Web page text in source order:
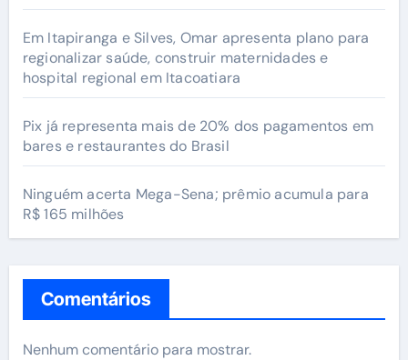
Em Itapiranga e Silves, Omar apresenta plano para
regionalizar saúde, construir maternidades e
hospital regional em Itacoatiara
Pix já representa mais de 20% dos pagamentos em
bares e restaurantes do Brasil
Ninguém acerta Mega-Sena; prêmio acumula para
R$ 165 milhões
Comentários
Nenhum comentário para mostrar.